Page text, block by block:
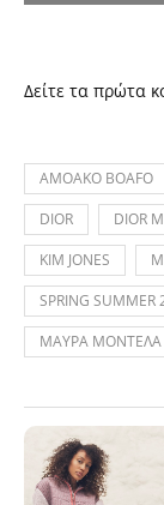
Δείτε τα πρώτα
AMOAKO BOAFO
DIOR
DIOR
KIM JONES
SPRING SUMMER
ΜΑΥΡΑ ΜΟΝΤΕΛΑ